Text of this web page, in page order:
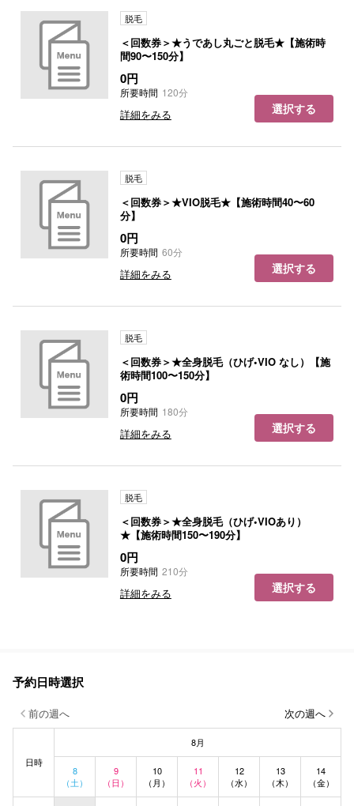
脱毛
＜回数券＞★うであし丸ごと脱毛★【施術時
間90〜150分】
0円
所要時間 120分
詳細をみる 選択する
脱毛
＜回数券＞★VIO脱毛★【施術時間40〜60
分】
0円
所要時間 60分
詳細をみる 選択する
脱毛
＜回数券＞★全身脱毛（ひげ•VIO なし）【施
術時間100〜150分】
0円
所要時間 180分
詳細をみる 選択する
脱毛
＜回数券＞★全身脱毛（ひげ•VIOあり）
★【施術時間150〜190分】
0円
所要時間 210分
詳細をみる 選択する
予約日時選択
前の週へ 次の週へ
日時
8月
8
（土）
9
（日）
10
（月）
11
（火）
12
（水）
13
（木）
14
（金）